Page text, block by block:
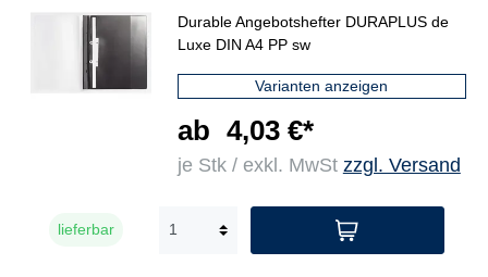
Durable Angebotshefter DURAPLUS de
Luxe DIN A4 PP sw
Varianten anzeigen
ab 4,03 €*
je Stk / exkl. MwSt zzgl. Versand
lieferbar